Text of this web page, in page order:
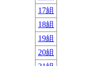
17組
18組
19組
20組